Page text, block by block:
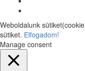
Weboldalunk
sütiket. Elfogadom!
Manage consent